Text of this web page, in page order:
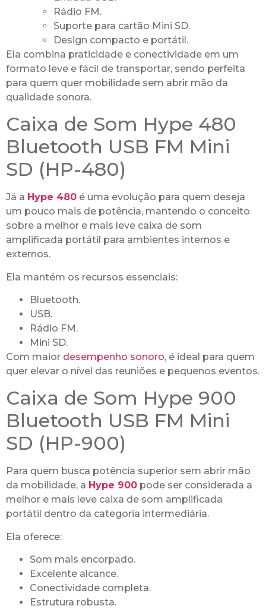
Rádio FM.
Suporte para cartão Mini SD.
Design compacto e portátil.
Ela combina praticidade e conectividade em um
formato leve e fácil de transportar, sendo perfeita
para quem quer mobilidade sem abrir mão da
qualidade sonora.
Caixa de Som Hype 480
Bluetooth USB FM Mini
SD (HP-480)
Já a Hype 480 é uma evolução para quem deseja
um pouco mais de potência, mantendo o conceito
sobre a melhor e mais leve caixa de som
amplificada portátil para ambientes internos e
externos.
Ela mantém os recursos essenciais:
Bluetooth.
USB.
Rádio FM.
Mini SD.
Com maior desempenho sonoro, é ideal para quem
quer elevar o nível das reuniões e pequenos eventos.
Caixa de Som Hype 900
Bluetooth USB FM Mini
SD (HP-900)
Para quem busca potência superior sem abrir mão
da mobilidade, a Hype 900 pode ser considerada a
melhor e mais leve caixa de som amplificada
portátil dentro da categoria intermediária.
Ela oferece:
Som mais encorpado.
Excelente alcance.
Conectividade completa.
Estrutura robusta.